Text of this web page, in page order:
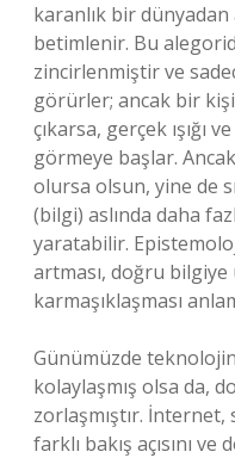
karanlık bir dünyadan
betimlenir. Bu
zincirlenmiştir ve
görürler; ancak bir
çıkarsa, gerçek ışığı
görmeye başlar.
olursa olsun, yine de
(bilgi) aslında daha
yaratabilir.
artması, doğru bilgiye
karmaşıklaşması
Günümüzde
kolaylaşmış olsa da,
zorlaşmıştır.
farklı bakış açısını ve